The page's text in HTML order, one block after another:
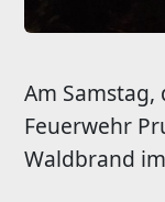
Am Samstag,
Feuerwehr
Waldbrand